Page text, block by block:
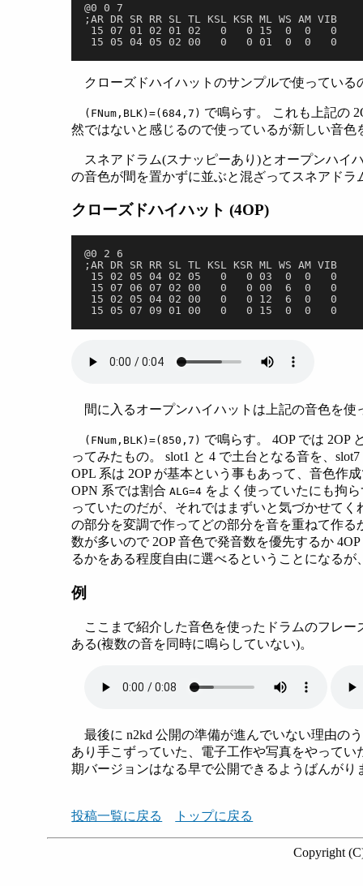
@0 0 7
;AR DR SR RR SL TL KSL KSR ML WS AM VIB
15 07 01 02 01 02   0   0 15  0  0   0
15 05 04 05 02 00   0   0 01  0  0   0
クローズドハイハットのサンプルで使ってい
(FNum,BLK)=(684,7) で鳴らす。 これも上記の
然ではないと感じるので使っているが新しい音
スネアドラム(スナッピーあり)とオープンハイ
の音色が間を置かずに並ぶと混ざってスネアド
クローズドハイハット (4OP)
@0 2 6
;AR DR SR RR SL TL KSL KSR ML WS AM VIB
15 02 05 04 02 05   0   0 03  0  0   0
15 07 06 07 02 00   0   0 00  6  0   0
15 02 05 04 02 00   0   0 12  6  0   0
15 05 07 09 01 00   0   0 15  0  0   0
間に入るオープンハイハットは上記の音色を使
(FNum,BLK)=(850,7) で鳴らす。 4OP では 2OP
ってみたもの。 slot1 と 4 で土台となる音を、
OPL 系は 2OP が基本という事もあって、音色作
OPN 系では割合ALG=4 をよく使っていたにも拘
っていたのだが、それではまずいと気づかせて
の部分を変調で作ってどの部分を音を重ねて作
数が多いので 2OP 音色で発音数を優先するか
るかをある程度自由に選べるということになる
例
ここまで紹介した音色を使ったドラムのフレ
ある(複数の音を同時に鳴らしていない)。
最後に n2kd 公開の準備が進んでいない理由の
あり手こずっていた、電子工作や写真をやって
期バージョンはなる早で公開できるようばんがり
投稿一覧に戻る トップに戻る
Copyright